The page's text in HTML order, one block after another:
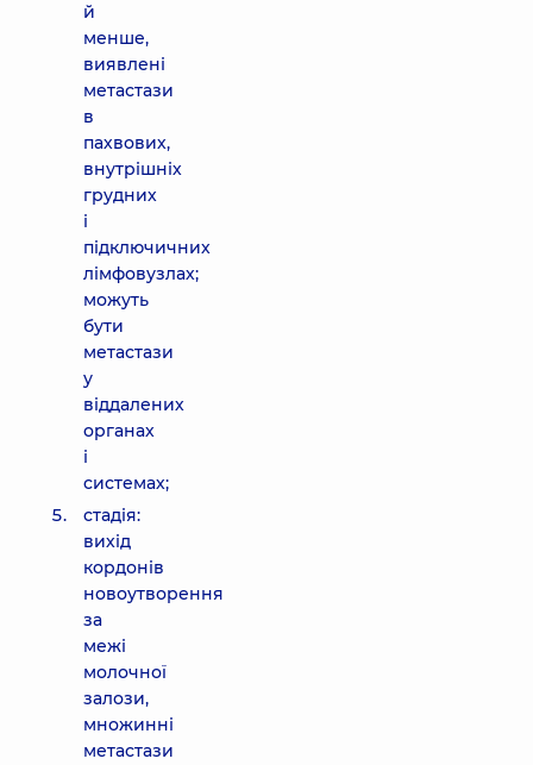
й
менше,
виявлені
метастази
в
пахвових,
внутрішніх
грудних
і
підключичних
лімфовузлах;
можуть
бути
метастази
у
віддалених
органах
і
системах;
стадія:
вихід
кордонів
новоутворення
за
межі
молочної
залози,
множинні
метастази